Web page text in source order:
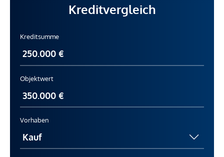
Kreditvergleich
Kreditsumme
Objektwert
Vorhaben